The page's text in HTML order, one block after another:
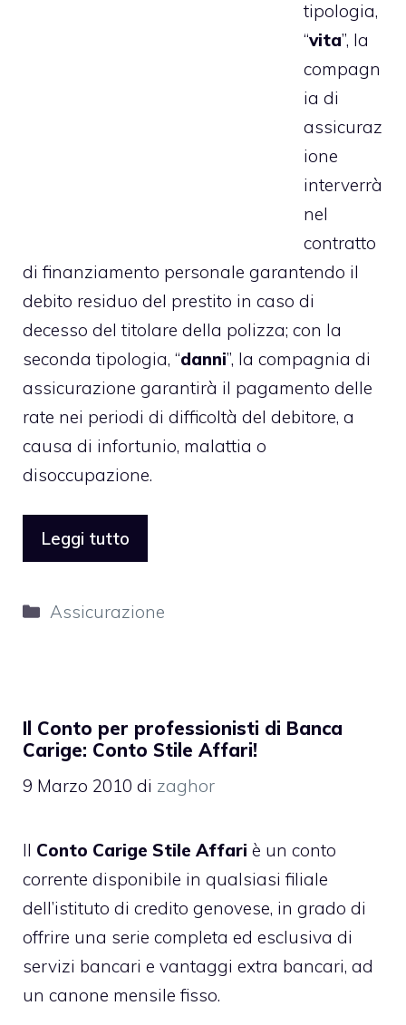
tipologia,
“vita”, la
compagn
ia di
assicuraz
ione
interverrà
nel
contratto
di finanziamento personale garantendo il
debito residuo del prestito in caso di
decesso del titolare della polizza; con la
seconda tipologia, “danni”, la compagnia di
assicurazione garantirà il pagamento delle
rate nei periodi di difficoltà del debitore, a
causa di infortunio, malattia o
disoccupazione.
Leggi tutto
Categorie
Assicurazione
Il Conto per professionisti di Banca
Carige: Conto Stile Affari!
9 Marzo 2010 di zaghor
Il Conto Carige Stile Affari è un conto
corrente disponibile in qualsiasi filiale
dell’istituto di credito genovese, in grado di
offrire una serie completa ed esclusiva di
servizi bancari e vantaggi extra bancari, ad
un canone mensile fisso.